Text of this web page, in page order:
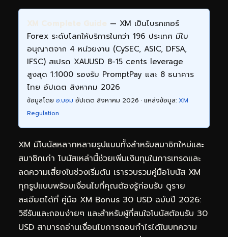
XM Complete Guide — XM เป็นโบรกเกอร์
Forex ระดับโลกให้บริการในกว่า 196 ประเทศ มีใบ
อนุญาตจาก 4 หน่วยงาน (CySEC, ASIC, DFSA,
IFSC) สเปรด XAUUSD 8-15 cents leverage
สูงสุด 1:1000 รองรับ PromptPay และ 8 ธนาคาร
ไทย อัปเดต สิงหาคม 2026
ข้อมูลโดย อ.บอม อัปเดต สิงหาคม 2026 · แหล่งข้อมูล: XM
Regulation
XM มีโบนัสหลากหลายรูปแบบทั้งสำหรับสมาชิกใหม่และ
สมาชิกเก่า โบนัสเหล่านี้ช่วยเพิ่มเงินทุนในการเทรดและ
ลดความเสี่ยงในช่วงเริ่มต้น เรารวบรวมคู่มือโบนัส XM
ทุกรูปแบบพร้อมเงื่อนไขที่คุณต้องรู้ก่อนรับ ดูราย
ละเอียดได้ที่ คู่มือ XM Bonus 30 USD ฉบับปี 2026:
วิธีรับและถอนง่ายๆ และสำหรับผู้ที่สนใจโบนัสต้อนรับ 30
USD สามารถอ่านเงื่อนไขการถอนกำไรได้ในบทความ